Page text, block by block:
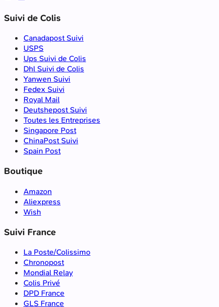
Suivi de Colis
Canadapost Suivi
USPS
Ups Suivi de Colis
Dhl Suivi de Colis
Yanwen Suivi
Fedex Suivi
Royal Mail
Deutshepost Suivi
Toutes les Entreprises
Singapore Post
ChinaPost Suivi
Spain Post
Boutique
Amazon
Aliexpress
Wish
Suivi France
La Poste/Colissimo
Chronopost
Mondial Relay
Colis Privé
DPD France
GLS France